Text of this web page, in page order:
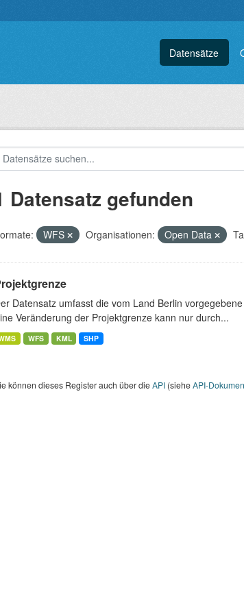
Datensätze
Datensatz gefunden
WFS Organisationen: Open Data
Datensatz umfasst die vom Land Berlin
Veränderung der Projektgrenze kann nur durch...
WFS KML SHP
können dieses Register auch über dieAPI(sieheAPI-